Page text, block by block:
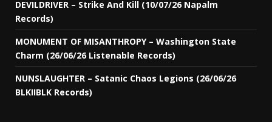
DEVILDRIVER – Strike And Kill (10/07/26 Napalm
Records)
MONUMENT OF MISANTHROPY – Washington State
Charm (26/06/26 Listenable Records)
NUNSLAUGHTER – Satanic Chaos Legions (26/06/26
BLKIIBLK Records)